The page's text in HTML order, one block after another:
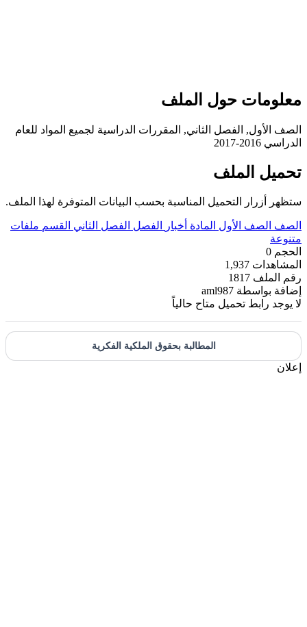
حول الملف
الأول, الفصل الثاني, المقررات الدراسية لجميع المواد للعام
2016-2017
الملف
أزرار التحميل المناسبة بحسب البيانات المتوفرة لهذا الملف.
الصف الأول المادة أخبار الفصل الفصل الثاني القسم ملفات
0
1,937
الملف 1817
بواسطة aml987
يوجد رابط تحميل متاح حالياً
المطالبة بحقوق الملكية الفكرية